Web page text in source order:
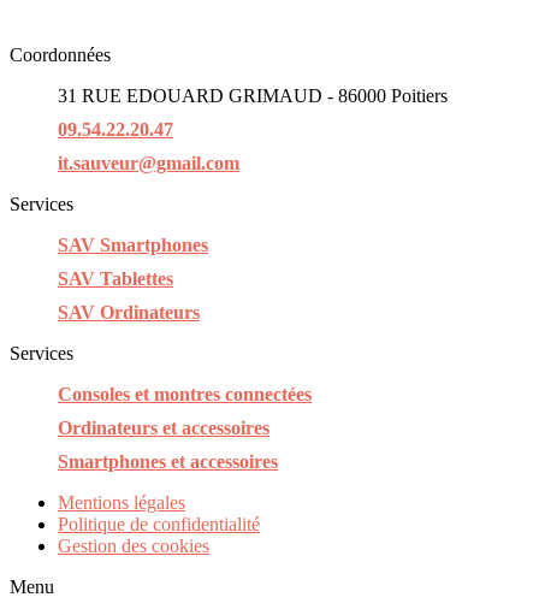
Coordonnées
31 RUE EDOUARD GRIMAUD - 86000 Poitiers
09.54.22.20.47
it.sauveur@gmail.com
Services
SAV Smartphones
SAV Tablettes
SAV Ordinateurs
Services
Consoles et montres connectées
Ordinateurs et accessoires
Smartphones et accessoires
Mentions légales
Politique de confidentialité
Gestion des cookies
Menu